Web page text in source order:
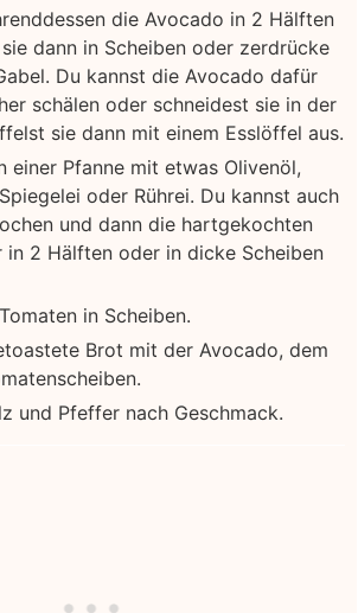
die Avocado in 2 Hälften
dann in Scheiben oder zerdrücke
Du kannst die Avocado dafür
schälen oder schneidest sie in der
sie dann mit einem Esslöffel aus.
einer Pfanne mit etwas Olivenöl,
oder Rührei. Du kannst auch
und dann die hartgekochten
in 2 Hälften oder in dicke Scheiben
in Scheiben.
Brot mit der Avocado, dem
und Pfeffer nach Geschmack.